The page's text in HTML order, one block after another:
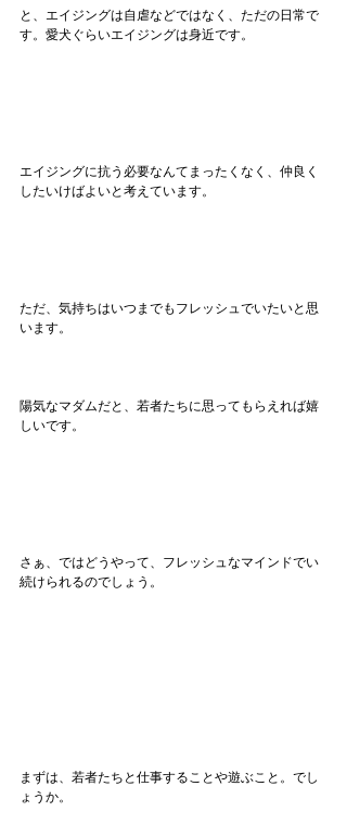
と、エイジングは自虐などではなく、ただの日常で
す。愛犬ぐらいエイジングは身近です。
エイジングに抗う必要なんてまったくなく、仲良く
したいけばよいと考えています。
ただ、気持ちはいつまでもフレッシュでいたいと思
います。
陽気なマダムだと、若者たちに思ってもらえれば嬉
しいです。
さぁ、ではどうやって、フレッシュなマインドでい
続けられるのでしょう。
まずは、若者たちと仕事することや遊ぶこと。でし
ょうか。